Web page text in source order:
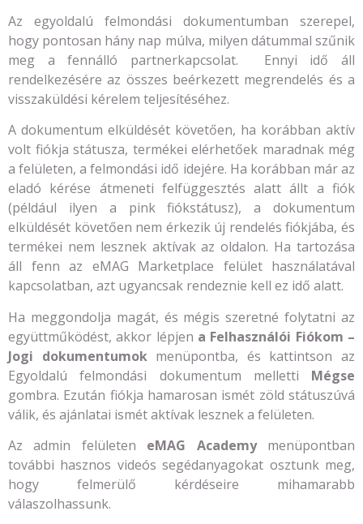
Az egyoldalú felmondási dokumentumban szerepel,
hogy pontosan hány nap múlva, milyen dátummal szűnik
meg a fennálló partnerkapcsolat. Ennyi idő áll
rendelkezésére az összes beérkezett megrendelés és a
visszaküldési kérelem teljesítéséhez.
A dokumentum elküldését követően, ha korábban aktív
volt fiókja státusza, termékei elérhetőek maradnak még
a felületen, a felmondási idő idejére. Ha korábban már az
eladó kérése átmeneti felfüggesztés alatt állt a fiók
(például ilyen a pink fiókstátusz), a dokumentum
elküldését követően nem érkezik új rendelés fiókjába, és
termékei nem lesznek aktívak az oldalon. Ha tartozása
áll fenn az eMAG Marketplace felület használatával
kapcsolatban, azt ugyancsak rendeznie kell ez idő alatt.
Ha meggondolja magát, és mégis szeretné folytatni az
együttműködést, akkor lépjen a Felhasználói Fiókom –
Jogi dokumentumokmenüpontba, és kattintson az
Egyoldalú felmondási dokumentum melletti Mégse
gombra. Ezután fiókja hamarosan ismét zöld státuszúvá
válik, és ajánlatai ismét aktívak lesznek a felületen.
Az admin felületen eMAG Academymenüpontban
további hasznos videós segédanyagokat osztunk meg,
hogy felmerülő kérdéseire mihamarabb
válaszolhassunk.